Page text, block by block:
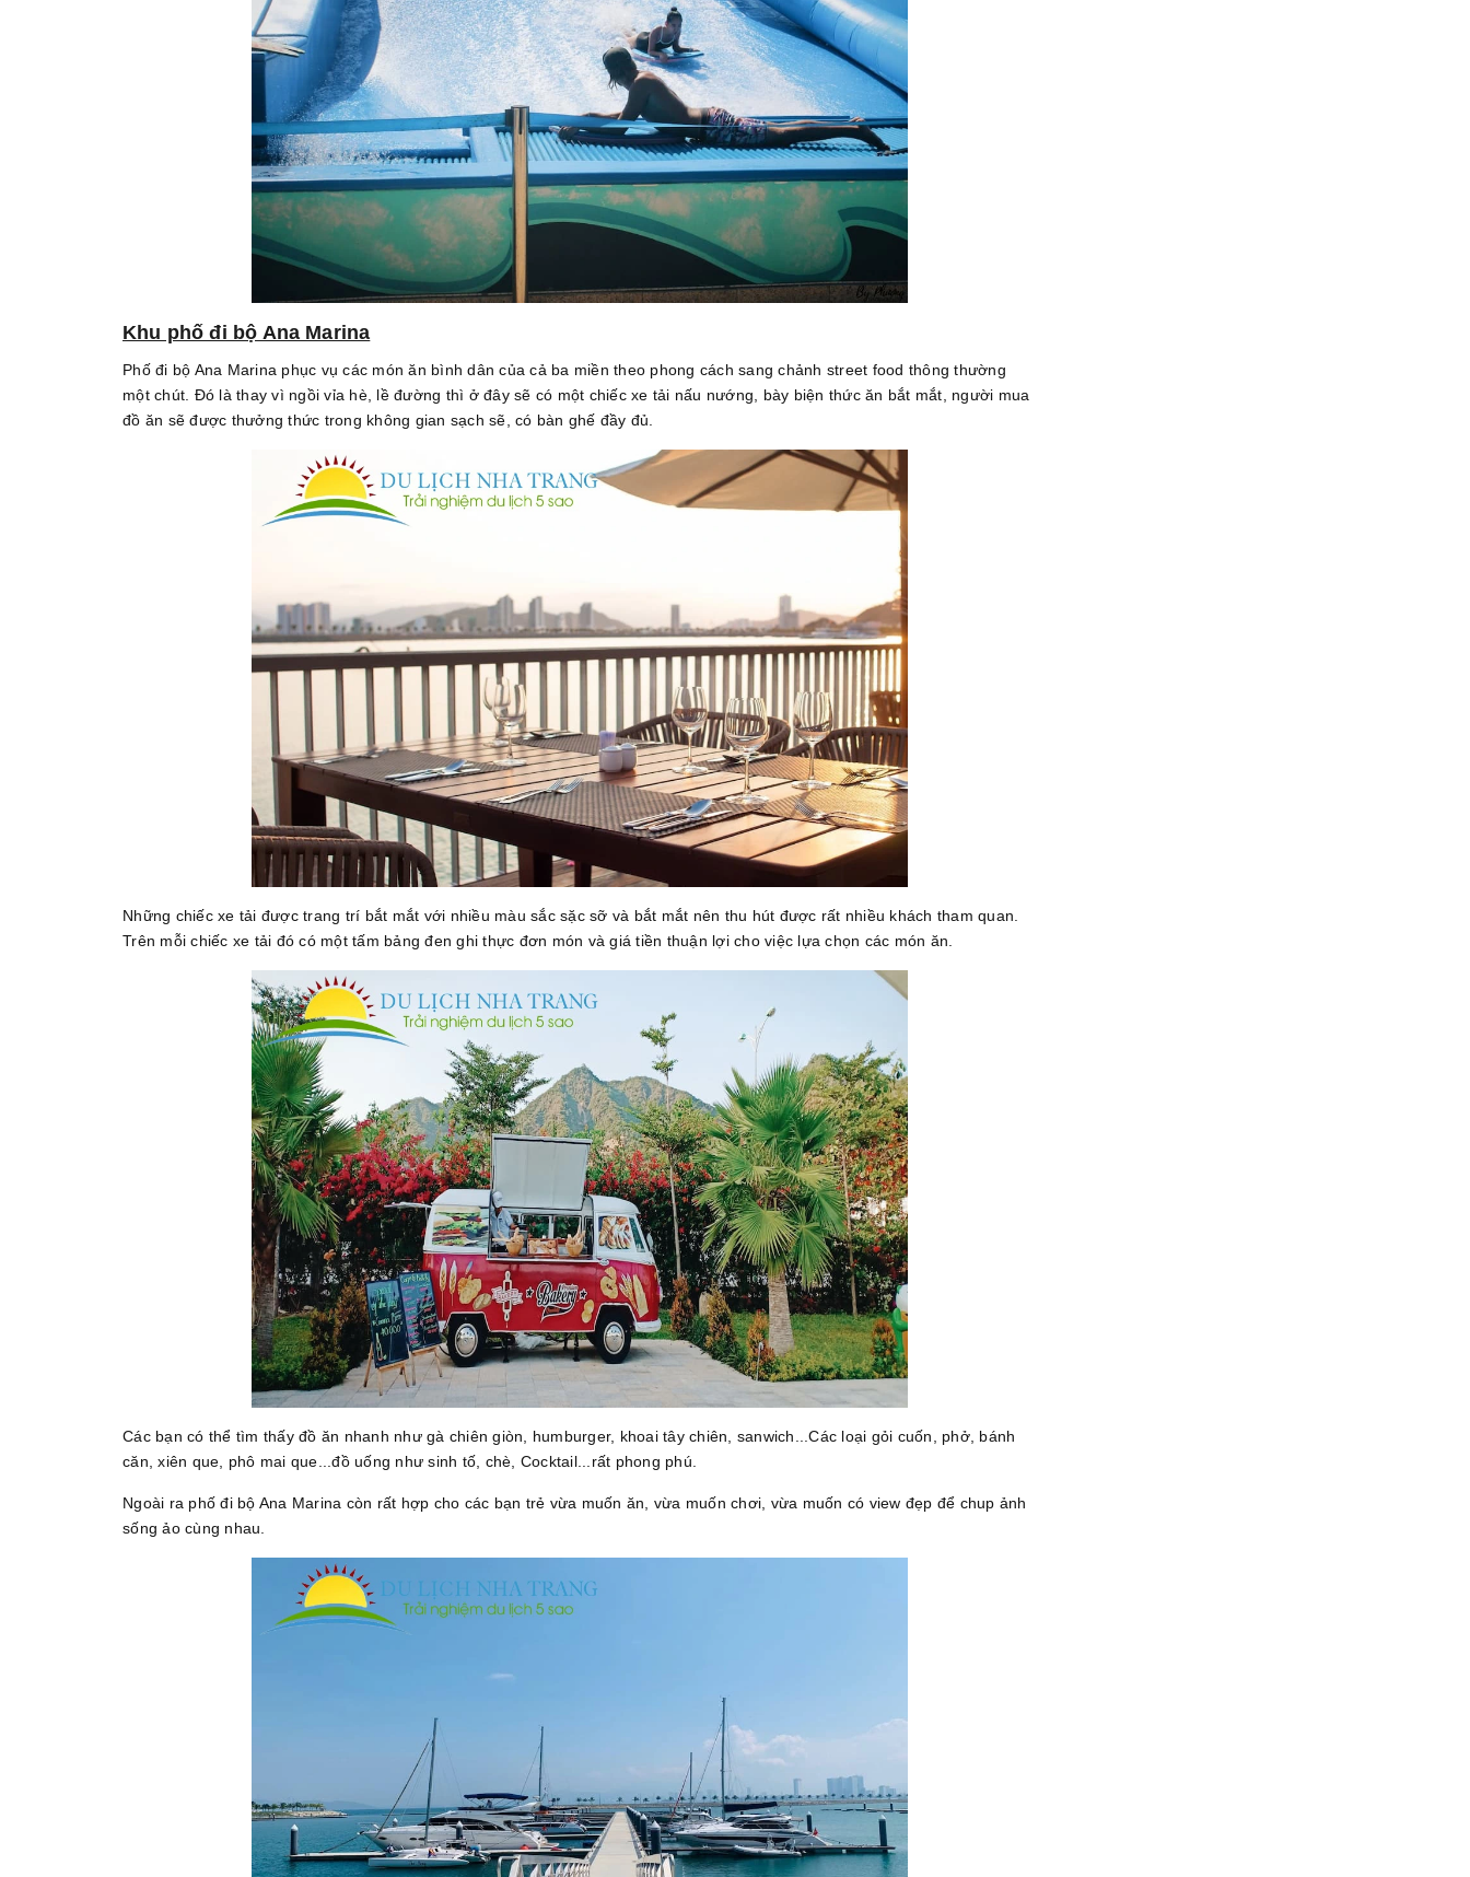
Khu phố đi bộ Ana Marina
Phố đi bộ Ana Marina phục vụ các món ăn bình dân của cả ba miền theo phong cách sang chảnh street food thông thường
một chút. Đó là thay vì ngồi vỉa hè, lề đường thì ở đây sẽ có một chiếc xe tải nấu nướng, bày biện thức ăn bắt mắt, người mua
đồ ăn sẽ được thưởng thức trong không gian sạch sẽ, có bàn ghế đầy đủ.
Những chiếc xe tải được trang trí bắt mắt với nhiều màu sắc sặc sỡ và bắt mắt nên thu hút được rất nhiều khách tham quan.
Trên mỗi chiếc xe tải đó có một tấm bảng đen ghi thực đơn món và giá tiền thuận lợi cho việc lựa chọn các món ăn.
Các bạn có thể tìm thấy đồ ăn nhanh như gà chiên giòn, humburger, khoai tây chiên, sanwich...Các loại gỏi cuốn, phở, bánh
căn, xiên que, phô mai que...đồ uống như sinh tố, chè, Cocktail...rất phong phú.
Ngoài ra phố đi bộ Ana Marina còn rất hợp cho các bạn trẻ vừa muốn ăn, vừa muốn chơi, vừa muốn có view đẹp để chup ảnh
sống ảo cùng nhau.